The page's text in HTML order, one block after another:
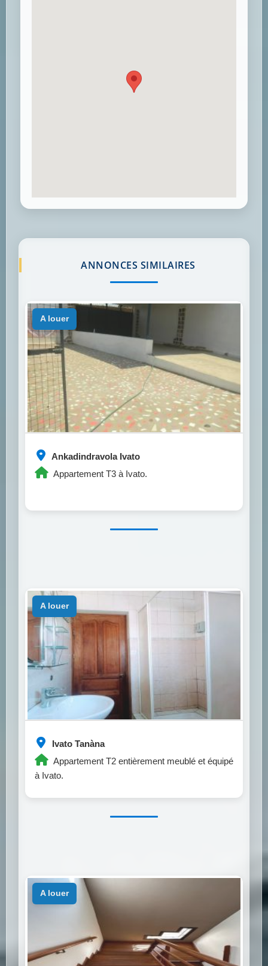
ANNONCES SIMILAIRES
Ankadindravola Ivato
Appartement T3 à Ivato.
a louer
Ivato Tanàna
Appartement T2 entièrement meublé et équipé
à Ivato.
a louer
a louer